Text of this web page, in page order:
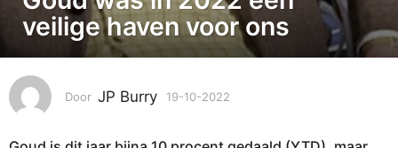
1
0
-
2
2
veilige haven voor ons
Door JP Burry 19-10-2022